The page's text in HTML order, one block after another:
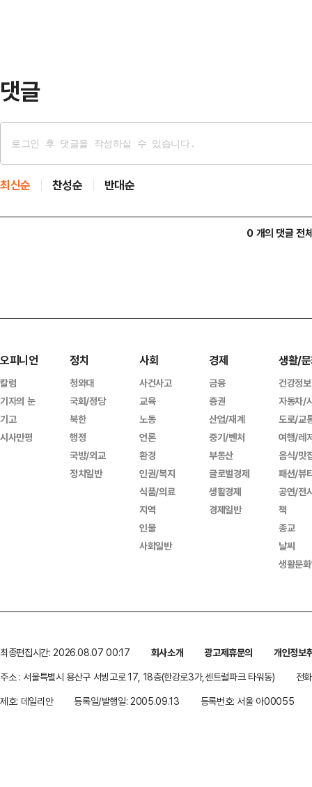
댓글
최신순 찬성순 반대순
0 개의 댓글 전
오피니언
칼럼
기자의 눈
기고
시사만평
정치
청와대
국회/정당
북한
행정
국방/외교
정치일반
사회
사건사고
교육
노동
언론
환경
인권/복지
식품/의료
지역
인물
사회일반
경제
금융
증권
산업/재계
중기/벤처
부동산
글로벌경제
생활경제
경제일반
생활/
건강정보
자동차/
도로/교
여행/레
음식/맛
패션/뷰
공연/전
책
종교
날씨
생활문
최종편집시간: 2026.08.07 00:17 회사소개 광고제휴문의
개인정보
주소 : 서울특별시 용산구 서빙고로 17, 18층(한강로3가,센트럴파크 타워동)
전
제호: 데일리안
등록일/발행일: 2005.09.13 등록번호: 서울 아00055